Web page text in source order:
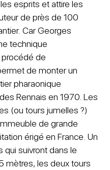
esprits et attire les
de près de 100
Car Georges
technique
de
de monter un
pharaonique
Rennais en 1970. Les
(ou tours jumelles ?)
de grande
érigé en France. Un
qui suivront dans le
mètres, les deux tours